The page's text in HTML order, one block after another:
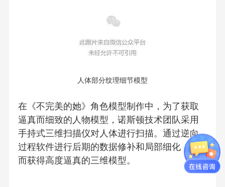
人体部分纹理细节模型
在《不完美的她》角色模型制作中，为了获取
逼真而细致的人物模型，诺斯顿技术团队采用
手持式三维扫描仪对人体进行扫描。通过逆向
过程软件进行后期的数据修补和局部细化，进
而获得高度逼真的三维模型。